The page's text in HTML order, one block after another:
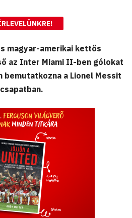
magyar-amerikai kettős
az Inter Miami II-ben gólokat
bemutatkozna a Lionel Messit